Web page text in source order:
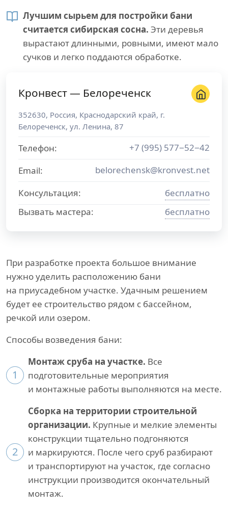
Лучшим сырьем для постройки бани
считается сибирская сосна. Эти деревья
вырастают длинными, ровными, имеют мало
сучков и легко поддаются обработке.
Кронвест — Белореченск
352630, Россия, Краснодарский край, г.
Белореченск, ул. Ленина, 87
Телефон:
+7 (995) 577−52−42
Email:
belorechensk@kronvest.net
Консультация:
бесплатно
Вызвать мастера:
бесплатно
При разработке проекта большое внимание
нужно уделить расположению бани
на приусадебном участке. Удачным решением
будет ее строительство рядом с бассейном,
речкой или озером.
Способы возведения бани:
1
Монтаж сруба на участке. Все
подготовительные мероприятия
и монтажные работы выполняются на месте.
2
Сборка на территории строительной
организации. Крупные и мелкие элементы
конструкции тщательно подгоняются
и маркируются. После чего сруб разбирают
и транспортируют на участок, где согласно
инструкции производится окончательный
монтаж.